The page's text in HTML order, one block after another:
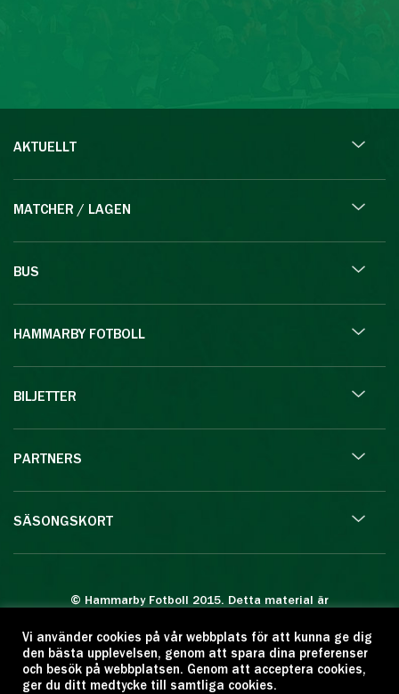
AKTUELLT
MATCHER / LAGEN
BUS
HAMMARBY FOTBOLL
BILJETTER
PARTNERS
SÄSONGSKORT
© Hammarby Fotboll 2015. Detta material är
Eftertryck eller annan kopiering är förbjuden.
Citera oss gärna men ange källan:
www.hammarbyfotboll.se. Ansvarig utgivare:
Vi använder cookies på vår webbplats för att kunna ge dig
den bästa upplevelsen, genom att spara dina preferenser
och besök på webbplatsen. Genom att acceptera cookies,
ger du ditt medtycke till samtliga cookies.